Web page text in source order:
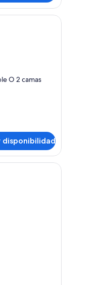
y una lámpara.
moderna con una mesa
O 2 camas
disponibilidad